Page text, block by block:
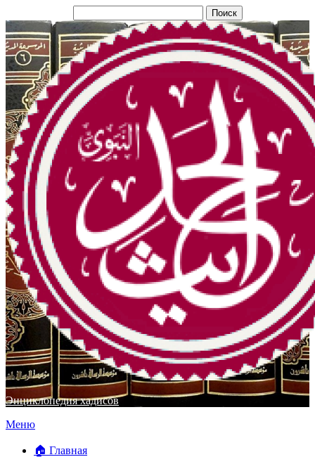
Энциклопедия хадисов
Перейти
содержимому
Меню
🏠 Главная